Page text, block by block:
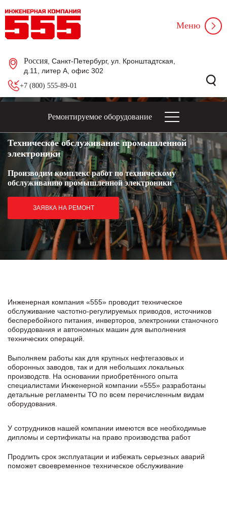
Россия , Санкт-Петербург, ул. Кронштадтская,
д.11, литер А, офис 302
+7 (800) 555-89-01
Меню
Ремонтируемое оборудование
Техническое обслуживание промышленной
электроники
Производим комплекс работ по техническому
обслуживанию промышленной электроники
ЗАЯВКА НА РЕМОНТ
Инженерная компания «555» проводит техническое
обслуживание частотно-регулируемых приводов, источников
бесперебойного питания, инверторов, электроники станочного
оборудования и автономных машин для выполнения
технических операций.
Выполняем работы как для крупных нефтегазовых и
оборонных заводов, так и для небольших локальных
производств. На основании приобретённого опыта
специалистами Инженерной компании «555» разработаны
детальные регламенты ТО по всем перечисленным видам
оборудования.
У сотрудников нашей компании имеются все необходимые
дипломы и сертификаты на право производства работ
Продлить срок эксплуатации и избежать серьезных аварий
поможет своевременное техническое обслуживание